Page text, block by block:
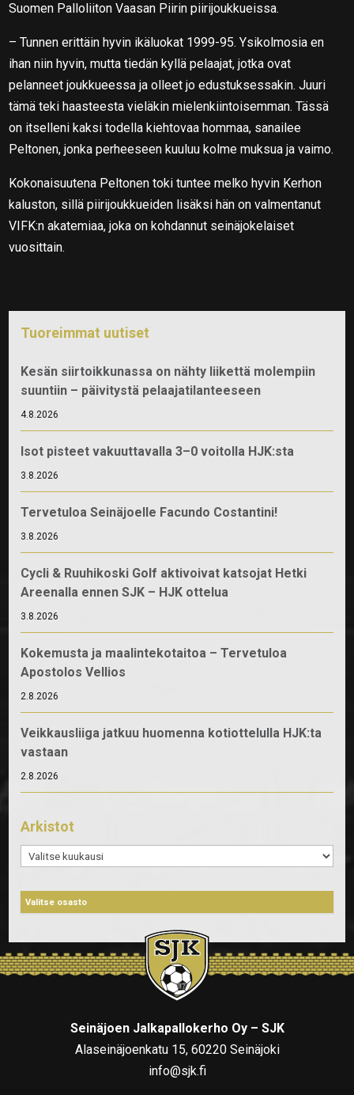
Suomen Palloliiton Vaasan Piirin piirijoukkueissa.
– Tunnen erittäin hyvin ikäluokat 1999-95. Ysikolmosia en
ihan niin hyvin, mutta tiedän kyllä pelaajat, jotka ovat
pelanneet joukkueessa ja olleet jo edustuksessakin. Juuri
tämä teki haasteesta vieläkin mielenkiintoisemman. Tässä
on itselleni kaksi todella kiehtovaa hommaa, sanailee
Peltonen, jonka perheeseen kuuluu kolme muksua ja vaimo.
Kokonaisuutena Peltonen toki tuntee melko hyvin Kerhon
kaluston, sillä piirijoukkueiden lisäksi hän on valmentanut
VIFK:n akatemiaa, joka on kohdannut seinäjokelaiset
vuosittain.
Tuoreimmat uutiset
Kesän siirtoikkunassa on nähty liikettä molempiin
suuntiin – päivitystä pelaajatilanteeseen
4.8.2026
Isot pisteet vakuuttavalla 3–0 voitolla HJK:sta
3.8.2026
Tervetuloa Seinäjoelle Facundo Costantini!
3.8.2026
Cycli & Ruuhikoski Golf aktivoivat katsojat Hetki
Areenalla ennen SJK – HJK ottelua
3.8.2026
Kokemusta ja maalintekotaitoa – Tervetuloa
Apostolos Vellios
2.8.2026
Veikkausliiga jatkuu huomenna kotiottelulla HJK:ta
vastaan
2.8.2026
Arkistot
Arkistot
Seinäjoen Jalkapallokerho Oy – SJK
Alaseinäjoenkatu 15, 60220 Seinäjoki
info@sjk.fi